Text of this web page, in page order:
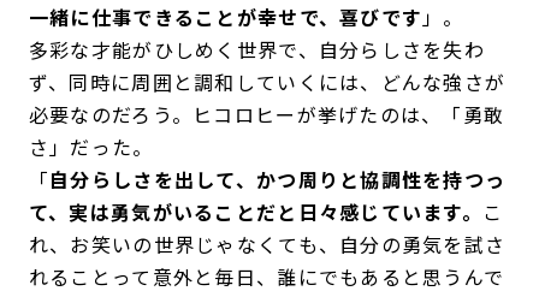
一緒に仕事できることが幸せで、喜びです 」。
多彩な才能がひしめく世界で、自分らしさを失わ
ず、同時に周囲と調和していくには、どんな強さが
必要なのだろう。ヒコロヒーが挙げたのは、「勇敢
さ」だった。
「自分らしさを出して、かつ周りと協調性を持つっ
て、実は勇気がいることだと日々感じています。 こ
れ、お笑いの世界じゃなくても、自分の勇気を試さ
れることって意外と毎日、誰にでもあると思うんで